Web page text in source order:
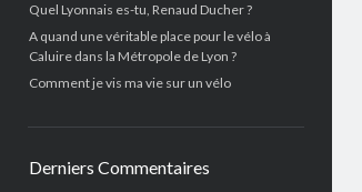
Quel Lyonnais es-tu, Renaud Ducher ?
A quand une véritable place pour le vélo à
Caluire dans la Métropole de Lyon ?
Comment je vis ma vie sur un vélo
Derniers Commentaires